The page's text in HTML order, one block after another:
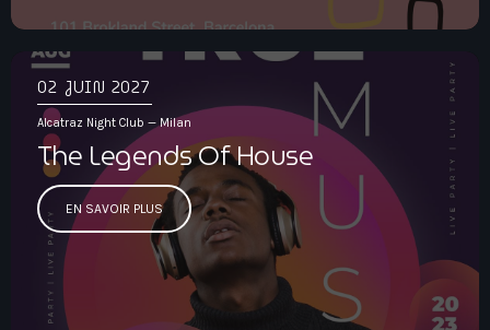
02 JUIN 2027
Alcatraz Night Club — Milan
The Legends Of House
EN SAVOIR PLUS